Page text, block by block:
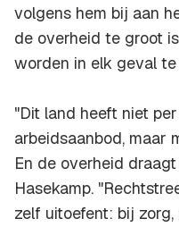
volgens hem bij aan
de overheid te groot
worden in elk geval
"Dit land heeft niet
arbeidsaanbod, maar
En de overheid
Hasekamp.
zelf uitoefent: bij zorg,